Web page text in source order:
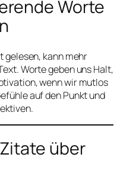
Worte
gelesen, kann mehr
Worte geben uns Halt,
wenn wir mutlos
auf den Punkt und
über